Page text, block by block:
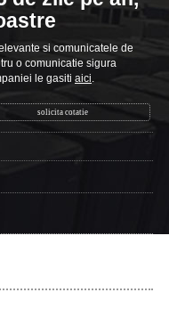
si comunicatele de
o comunicatie sigura
le gasiti aici.
solicita cotatie